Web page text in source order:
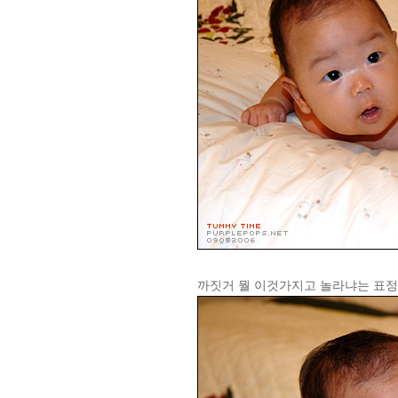
까짓거 뭘 이것가지고 놀라냐는 표